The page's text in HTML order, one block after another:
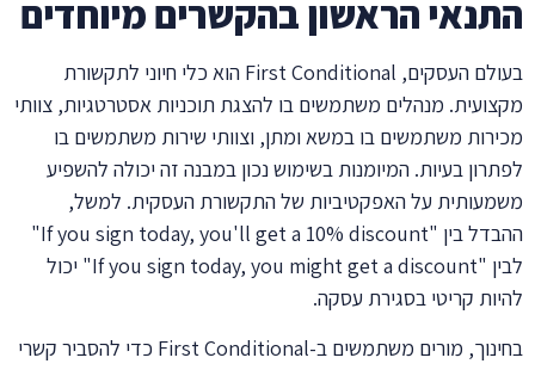
התנאי הראשון בהקשרים מיוחדים
בעולם העסקים, First Conditional הוא כלי חיוני לתקשורת
מקצועית. מנהלים משתמשים בו להצגת תוכניות אסטרטגיות, צוותי
מכירות משתמשים בו במשא ומתן, וצוותי שירות משתמשים בו
לפתרון בעיות. המיומנות בשימוש נכון במבנה זה יכולה להשפיע
משמעותית על האפקטיביות של התקשורת העסקית. למשל,
ההבדל בין "If you sign today, you'll get a 10% discount"
לבין "If you sign today, you might get a discount" יכול
להיות קריטי בסגירת עסקה.
בחינוך, מורים משתמשים ב-First Conditional כדי להסביר קשרי